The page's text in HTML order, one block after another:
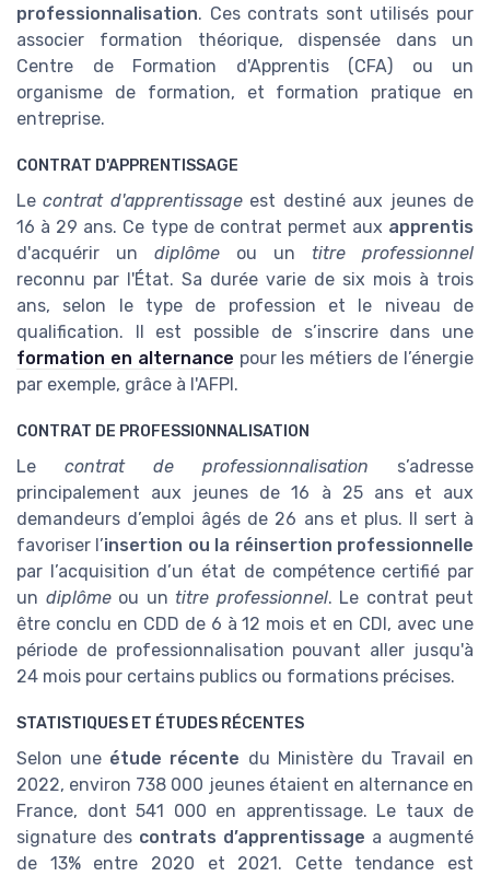
professionnalisation. Ces contrats sont utilisés pour
associer formation théorique, dispensée dans un
Centre de Formation d'Apprentis (CFA) ou un
organisme de formation, et formation pratique en
entreprise.
CONTRAT D'APPRENTISSAGE
Lecontrat d'apprentissageest destiné aux jeunes de
16 à 29 ans. Ce type de contrat permet aux apprentis
d'acquérir un diplôme ou un titre professionnel
reconnu par l'État. Sa durée varie de six mois à trois
ans, selon le type de profession et le niveau de
qualification. Il est possible de s’inscrire dans une
formation en alternance pour les métiers de l’énergie
par exemple, grâce à l'AFPI.
CONTRAT DE PROFESSIONNALISATION
Le contrat de professionnalisation s’adresse
principalement aux jeunes de 16 à 25 ans et aux
demandeurs d’emploi âgés de 26 ans et plus. Il sert à
favoriser l’insertion ou la réinsertion professionnelle
par l’acquisition d’un état de compétence certifié par
un diplômeou un titre professionnel. Le contrat peut
être conclu en CDD de 6 à 12 mois et en CDI, avec une
période de professionnalisation pouvant aller jusqu'à
24 mois pour certains publics ou formations précises.
STATISTIQUES ET ÉTUDES RÉCENTES
Selon une étude récente du Ministère du Travail en
2022, environ 738 000 jeunes étaient en alternance en
France, dont 541 000 en apprentissage. Le taux de
signature des contrats d’apprentissage a augmenté
de 13% entre 2020 et 2021. Cette tendance est